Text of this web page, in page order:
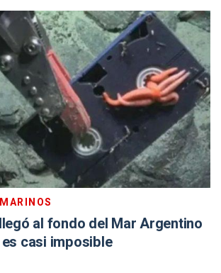
al fondo del Mar Argentino
casi imposible